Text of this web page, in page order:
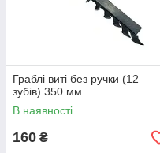
Граблі виті без ручки (12
зубів) 350 мм
В наявності
160 ₴